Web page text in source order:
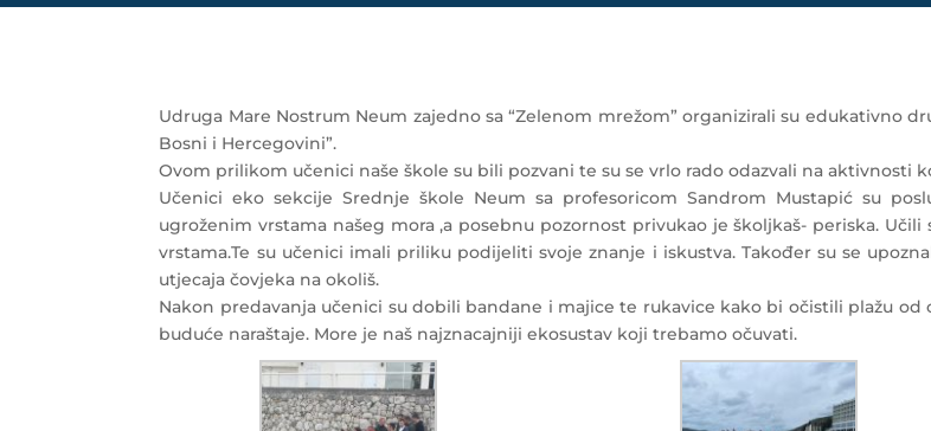
Udruga Mare Nostrum Neum zajedno sa “Zelenom mrežom” organizirali su edukativno
Bosni i Hercegovini”.
Ovom prilikom učenici naše škole su bili pozvani te su se vrlo rado odazvali na aktivnosti
Učenici eko sekcije Srednje škole Neum sa profesoricom Sandrom Mustapić su
ugroženim vrstama našeg mora ,a posebnu pozornost privukao je školjkaš- periska.
vrstama.Te su učenici imali priliku podijeliti svoje znanje i iskustva. Također su se
utjecaja čovjeka na okoliš.
Nakon predavanja učenici su dobili bandane i majice te rukavice kako bi očistili plažu od
buduće naraštaje. More je naš najznacajniji ekosustav koji trebamo očuvati.